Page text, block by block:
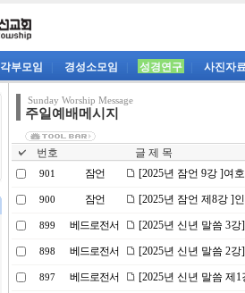
각부모임 경성소모임 성경연구 사진자
Sunday Worship Message
주일예배메시지
번호 글 제 목
901 잠언 [2025년 잠언 9강 ]여
900 잠언 [2025년 잠언 제8강 ]
899 베드로전서 [2025년 신년 말씀 3
898 베드로전서 [2025년 신년 말씀 2
897 베드로전서 [2025년 신년 말씀 제